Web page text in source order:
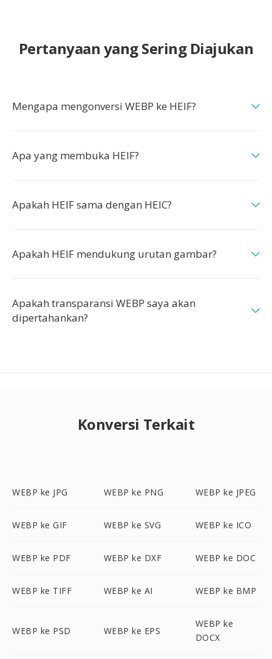
Pertanyaan yang Sering Diajukan
Mengapa mengonversi WEBP ke HEIF?
Apa yang membuka HEIF?
Apakah HEIF sama dengan HEIC?
Apakah HEIF mendukung urutan gambar?
Apakah transparansi WEBP saya akan
dipertahankan?
Konversi Terkait
WEBP ke JPG WEBP ke PNG WEBP ke JPEG
WEBP ke GIF WEBP ke SVG WEBP ke ICO
WEBP ke PDF WEBP ke DXF WEBP ke DOC
WEBP ke TIFF WEBP ke AI WEBP ke BMP
WEBP ke PSD WEBP ke EPS
WEBP ke
DOCX